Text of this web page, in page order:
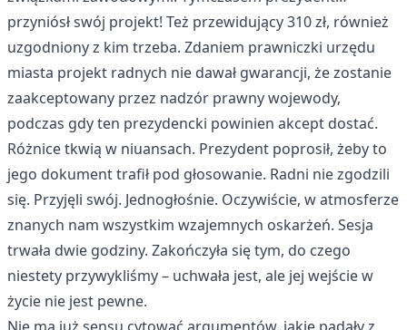
przyniósł swój projekt! Też przewidujący 310 zł, również
uzgodniony z kim trzeba. Zdaniem prawniczki urzędu
miasta projekt radnych nie dawał gwarancji, że zostanie
zaakceptowany przez nadzór prawny wojewody,
podczas gdy ten prezydencki powinien akcept dostać.
Różnice tkwią w niuansach. Prezydent poprosił, żeby to
jego dokument trafił pod głosowanie. Radni nie zgodzili
się. Przyjęli swój. Jednogłośnie. Oczywiście, w atmosferze
znanych nam wszystkim wzajemnych oskarżeń. Sesja
trwała dwie godziny. Zakończyła się tym, do czego
niestety przywykliśmy – uchwała jest, ale jej wejście w
życie nie jest pewne.